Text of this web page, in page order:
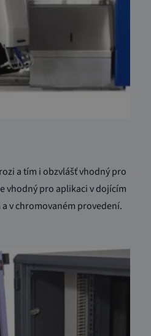
a tím i obzvlášť vhodný pro
vhodný pro aplikaci v dojícím
v chromovaném provedení.